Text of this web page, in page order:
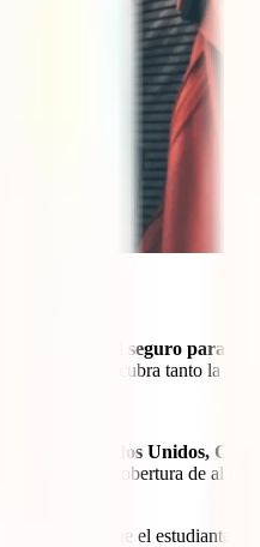
de ocio, el seguro para
integral que cubra tanto la
como Estados Unidos,
un límite de cobertura de al
para que el estudiante